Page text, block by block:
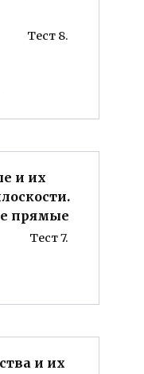
Тест 8.
и их
прямые
Тест 7.
и их